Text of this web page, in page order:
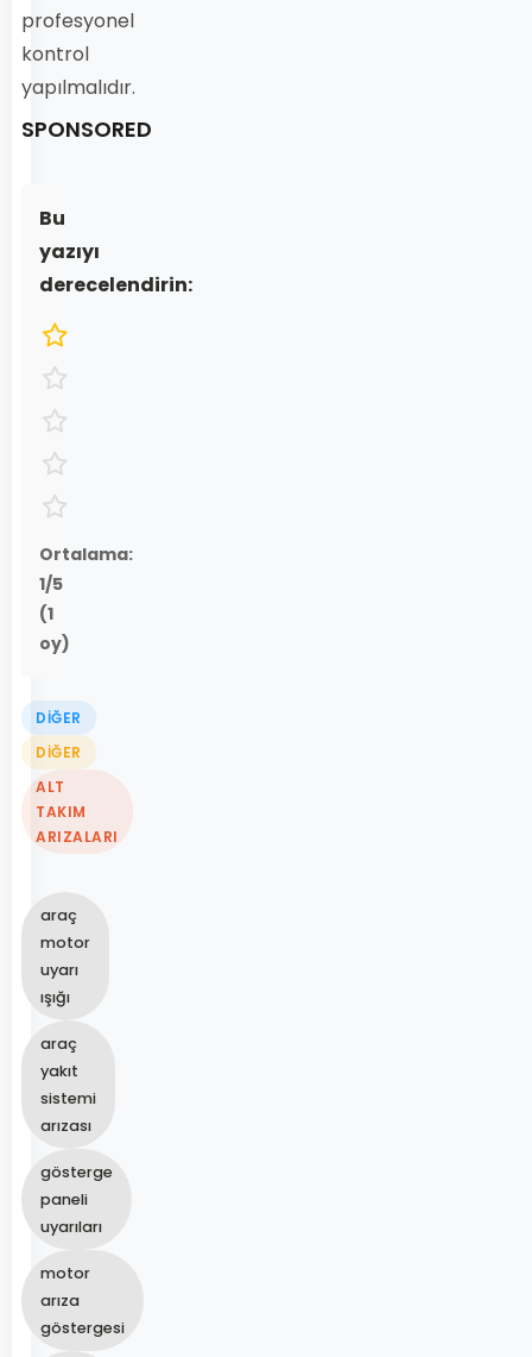
profesyonel
kontrol
yapılmalıdır.
SPONSORED
Bu
yazıyı
derecelendirin:
Ortalama:
1/5
(1
oy)
DIĞER
DIĞER
ALT
TAKIM
ARIZALARI
araç
motor
uyarı
ışığı
araç
yakıt
sistemi
arızası
gösterge
paneli
uyarıları
motor
arıza
göstergesi